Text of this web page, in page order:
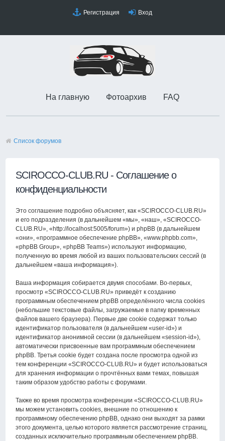
Регистрация Вход
На главную Фотоархив FAQ
Список форумов
SCIROCCO-CLUB.RU - Соглашение о
конфиденциальности
Это соглашение подробно объясняет, как «SCIROCCO-CLUB.RU»
и его подразделения (в дальнейшем «мы», «наш», «SCIROCCO-
CLUB.RU», «http://localhost:5005/forum») и phpBB (в дальнейшем
«они», «программное обеспечение phpBB», «www.phpbb.com»,
«phpBB Group», «phpBB Teams») используют информацию,
полученную во время любой из ваших пользовательских сессий (в
дальнейшем «ваша информация»).
Ваша информация собирается двумя способами. Во-первых,
просмотр «SCIROCCO-CLUB.RU» приведёт к созданию
программным обеспечением phpBB определённого числа cookies
(небольшие текстовые файлы, загружаемые в папку временных
файлов вашего браузера). Первые две cookie содержат только
идентификатор пользователя (в дальнейшем «user-id») и
идентификатор анонимной сессии (в дальнейшем «session-id»),
автоматически присвоенные вам программным обеспечением
phpBB. Третья cookie будет создана после просмотра одной из
тем конференции «SCIROCCO-CLUB.RU» и будет использоваться
для хранения информации о прочтённых вами темах, повышая
таким образом удобство работы с форумами.
Также во время просмотра конференции «SCIROCCO-CLUB.RU»
мы можем установить cookies, внешние по отношению к
программному обеспечению phpBB, однако они выходят за рамки
этого документа, целью которого является рассмотрение страниц,
созданных исключительно программным обеспечением phpBB.